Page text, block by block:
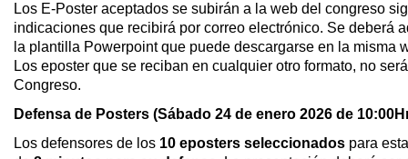
Los E-Poster aceptados se subirán a la web del congreso
indicaciones que recibirá por correo electrónico. Se deberá
la plantilla Powerpoint que puede descargarse en la misma
Los eposter que se reciban en cualquier otro formato, no
Congreso.
Defensa de Posters (Sábado 24 de enero 2026 de
Los defensores de los 10 eposters seleccionados para